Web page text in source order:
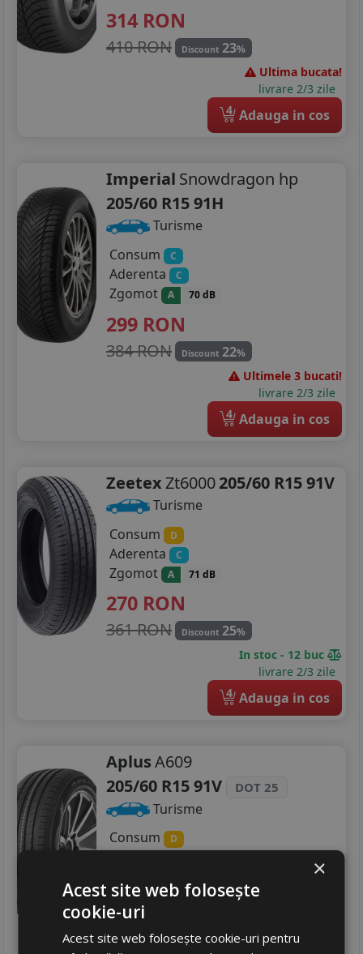
314 RON
410 RON Discount 23%
Ultima bucata!
livrare 2/3 zile
4 Adauga in cos
Imperial Snowdragon hp
205/60 R15 91H
Turisme
Consum
C
Aderenta C
Zgomot A 70 dB
299 RON
384 RON Discount 22%
Ultimele 3 bucati!
livrare 2/3 zile
4 Adauga in cos
ZeetexZt6000205/60 R15 91V
Turisme
Consum
D
Aderenta C
Zgomot A 71 dB
270 RON
361 RON Discount 25%
In stoc - 12 buc
livrare 2/3 zile
4 Adauga in cos
AplusA609
205/60 R15 91V
DOT 25
Turisme
Consum
D
298RON
434 RON Discount31%
×
Acest site web folosește
cookie-uri
Acest site web folosește cookie-uri pentru